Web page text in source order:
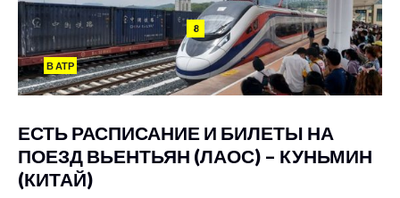
8
В АТР
ЕСТЬ РАСПИСАНИЕ И БИЛЕТЫ НА
ПОЕЗД ВЬЕНТЬЯН (ЛАОС) – КУНЬМИН
(КИТАЙ)